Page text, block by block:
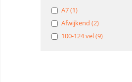
A7 (1)
Afwijkend (2)
100-124 vel (9)